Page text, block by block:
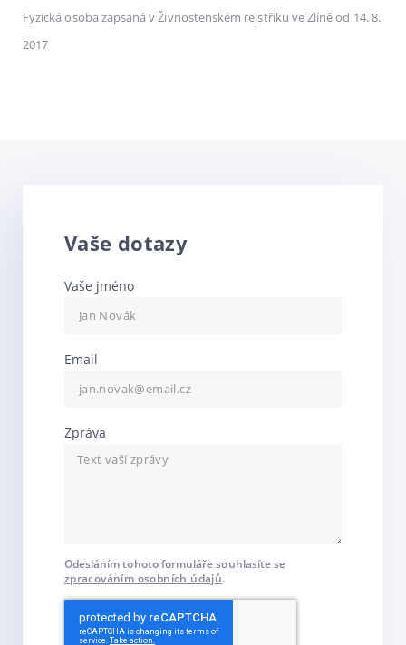
Fyzická osoba zapsaná v Živnostenském rejstříku ve Zlíně od 14. 8.
2017
Vaše dotazy
Vaše jméno
Email
Zpráva
Odesláním tohoto formuláře souhlasíte se
zpracováním osobních údajů.